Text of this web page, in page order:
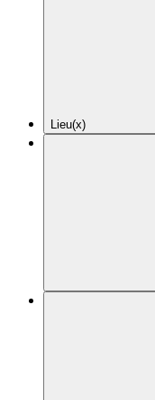
Lieu(x)